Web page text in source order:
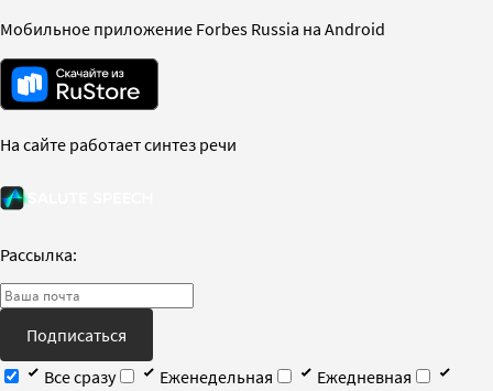
Мобильное приложение Forbes Russia на Android
На сайте работает синтез речи
Рассылка:
Подписаться
Все сразу
Еженедельная
Ежедневная